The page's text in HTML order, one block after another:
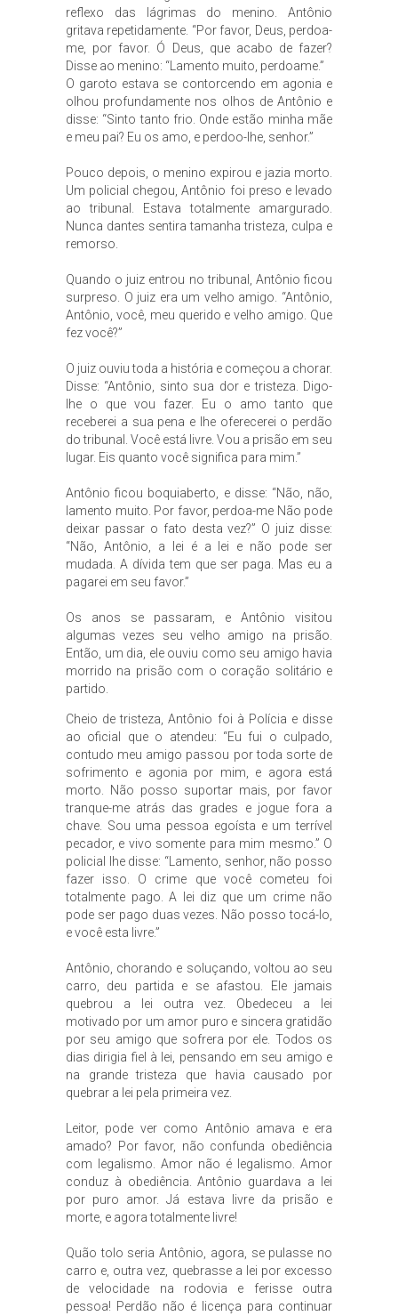
reflexo das lágrimas do menino. Antônio
gritava repetidamente. “Por favor, Deus, perdoa-
me, por favor. Ó Deus, que acabo de fazer?
Disse ao menino: “Lamento muito, perdoame.”
O garoto estava se contorcendo em agonia e
olhou profundamente nos olhos de Antônio e
disse: “Sinto tanto frio. Onde estão minha mãe
e meu pai? Eu os amo, e perdoo-lhe, senhor.”
Pouco depois, o menino expirou e jazia morto.
Um policial chegou, Antônio foi preso e levado
ao tribunal. Estava totalmente amargurado.
Nunca dantes sentira tamanha tristeza, culpa e
remorso.
Quando o juiz entrou no tribunal, Antônio ficou
surpreso. O juiz era um velho amigo. “Antônio,
Antônio, você, meu querido e velho amigo. Que
fez você?”
O juiz ouviu toda a história e começou a chorar.
Disse: “Antônio, sinto sua dor e tristeza. Digo-
lhe o que vou fazer. Eu o amo tanto que
receberei a sua pena e lhe oferecerei o perdão
do tribunal. Você está livre. Vou a prisão em seu
lugar. Eis quanto você significa para mim.”
Antônio ficou boquiaberto, e disse: “Não, não,
lamento muito. Por favor, perdoa-me Não pode
deixar passar o fato desta vez?” O juiz disse:
“Não, Antônio, a lei é a lei e não pode ser
mudada. A dívida tem que ser paga. Mas eu a
pagarei em seu favor.”
Os anos se passaram, e Antônio visitou
algumas vezes seu velho amigo na prisão.
Então, um dia, ele ouviu como seu amigo havia
morrido na prisão com o coração solitário e
partido.
Cheio de tristeza, Antônio foi à Polícia e disse
ao oficial que o atendeu: “Eu fui o culpado,
contudo meu amigo passou por toda sorte de
sofrimento e agonia por mim, e agora está
morto. Não posso suportar mais, por favor
tranque-me atrás das grades e jogue fora a
chave. Sou uma pessoa egoísta e um terrível
pecador, e vivo somente para mim mesmo.” O
policial lhe disse: “Lamento, senhor, não posso
fazer isso. O crime que você cometeu foi
totalmente pago. A lei diz que um crime não
pode ser pago duas vezes. Não posso tocá-lo,
e você esta livre.”
Antônio, chorando e soluçando, voltou ao seu
carro, deu partida e se afastou. Ele jamais
quebrou a lei outra vez. Obedeceu a lei
motivado por um amor puro e sincera gratidão
por seu amigo que sofrera por ele. Todos os
dias dirigia fiel à lei, pensando em seu amigo e
na grande tristeza que havia causado por
quebrar a lei pela primeira vez.
Leitor, pode ver como Antônio amava e era
amado? Por favor, não confunda obediência
com legalismo. Amor não é legalismo. Amor
conduz à obediência. Antônio guardava a lei
por puro amor. Já estava livre da prisão e
morte, e agora totalmente livre!
Quão tolo seria Antônio, agora, se pulasse no
carro e, outra vez, quebrasse a lei por excesso
de velocidade na rodovia e ferisse outra
pessoa! Perdão não é licença para continuar